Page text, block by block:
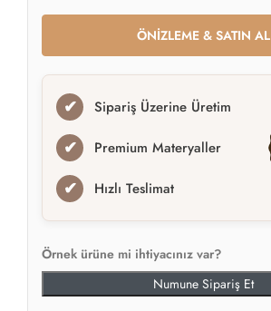
ÖNİZLEME & SATIN AL
✔ Sipariş Üzerine Üretim
✔ Premium Materyaller
✔ Hızlı Teslimat
Örnek ürüne mi ihtiyacınız var?
Numune Sipariş Et